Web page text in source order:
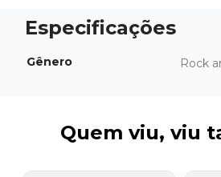
Gênero Rock
Quem viu, viu